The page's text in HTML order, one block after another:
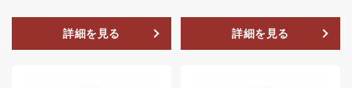
詳細を見る 詳細を見る